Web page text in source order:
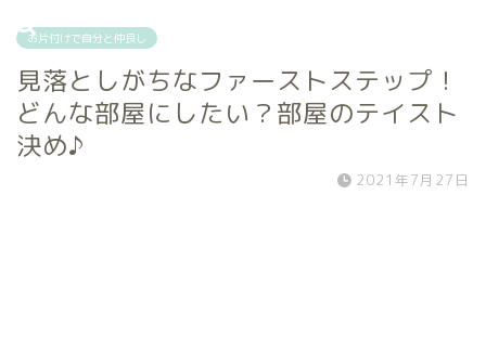
お片付けで自分と仲良し
見落としがちなファーストステップ！
どんな部屋にしたい？部屋のテイスト
決め♪
2021年7月27日